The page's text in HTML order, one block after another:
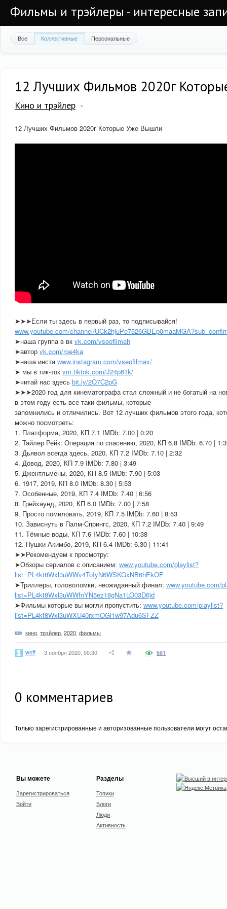
Фильмы и трэйлеры - интересные
Все Коллективные Персональные
12 Лучших Фильмов 2020г
Кино и трэйлер
12 Лучших Фильмов 2020г Которые Уже Вышли
➤➤➤Если ты здесь в первый раз, то подписывайся!
www.youtube.com/channel/
➤наша группа в вк vk.com/vseofilmah
➤автор vk.com/rpe4ka
➤наша инстаwww.instagram.com/vseofilmax/
➤ мы в тик-ток vm.tiktok.com/J24p61k/
➤читай нас здесь bit.ly/2Q7C2pG
➤➤➤2020 год для кинематографа стал сложный и не богатый на
в этом году есть все-таки фильмы, которые
запомнились и отличились. Вот 12 лучших фильмов этого года,
можно посмотреть:
1. Платформа, 2020, КП 7.1 IMDb: 7.00 | 0:20
2. Тайлер Рейк: Операция по спасению, 2020, КП 6.8 IMDb: 6.70 |
3. Дьявол всегда здесь, 2020, КП 7.2 IMDb: 7.10 | 2:32
4. Довод, 2020, КП 7.9 IMDb: 7.80 | 3:49
5. Джентльмены, 2020, КП 8.5 IMDb: 7.90 | 5:03
6. 1917, 2019, КП 8.0 IMDb: 8.30 | 5:53
7. Особенные, 2019, КП 7.4 IMDb: 7.40 | 6:56
8. Грейхаунд, 2020, КП 6.0 IMDb: 7.00 | 7:58
9. Просто помиловать, 2019, КП 7.5 IMDb: 7.60 | 8:53
10. Зависнуть в Палм-Спрингс, 2020, КП 7.2 IMDb: 7.40 | 9:49
11. Тёмные воды, КП 7.6 IMDb: 7.60 | 10:38
12. Пушки Акимбо, 2019, КП 6.4 IMDb: 6.30 | 11:41
➤➤Рекомендуем к просмотру:
➤Обзоры сериалов с описанием: www.youtube.com/playlist?
list=PL4kt8Wxl3uWWv4ToIyN6WSKGxNB6hEkOF
➤Триллеры, головоломки, неожиданный финал: www.youtube.com/
list=PL4kt8Wxl3uWWfnYN5ez18gNa1LO03D6jd
➤Фильмы которые вы могли пропустить: www.youtube.com/playlist?
list=PL4kt8Wxl3uWXU40rxmOGi1w97Adu6SFZZ
кино трэйлер 2020 фильмы
woff 3 ноября 2020, 00:30 661
0 комментариев
Только зарегистрированные и авторизованные пользователи могут
Вы можете
Зарегистрироваться
Войти
Разделы
Топики
Блоги
Люди
Активность